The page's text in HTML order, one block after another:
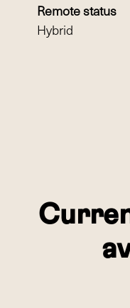
Remote status
Hybrid